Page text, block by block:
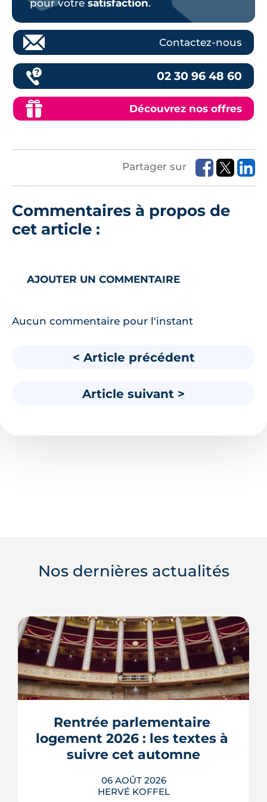
pour votre satisfaction.
Contactez-nous
02 30 96 48 60
Découvrez nos offres
Partager sur
Commentaires à propos de
cet article :
AJOUTER UN COMMENTAIRE
Aucun commentaire pour l'instant
< Article précédent
Article suivant >
Nos dernières actualités
Rentrée parlementaire
logement 2026 : les textes à
suivre cet automne
06 AOÛT 2026
HERVÉ KOFFEL